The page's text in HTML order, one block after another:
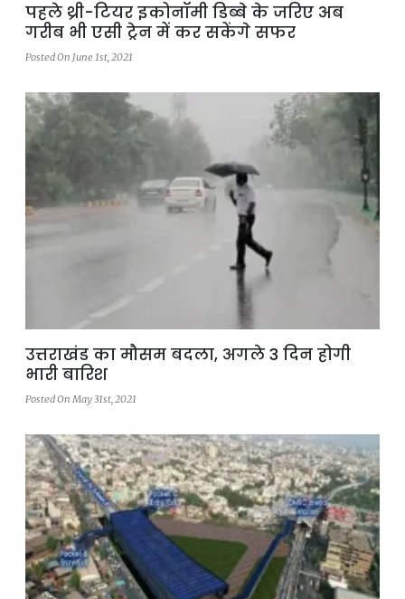
पहले थ्री-टियर इकोनॉमी डिब्बे के जरिए अब
गरीब भी एसी ट्रेन में कर सकेंगे सफर
Posted On June 1st, 2021
उत्तराखंड का मौसम बदला, अगले 3 दिन होगी
भारी बारिश
Posted On May 31st, 2021